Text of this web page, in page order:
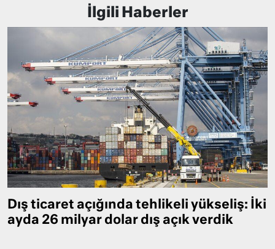
İlgili Haberler
Dış ticaret açığında tehlikeli yükseliş: İki
ayda 26 milyar dolar dış açık verdik